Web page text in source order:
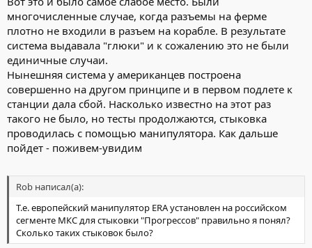
многочисленные случае, когда разъемы на ферме
плотно не входили в разъем на корабле. В результате
система выдавала "глюки" и к сожалению это не были
единичные случаи.
Нынешняя система у американцев построена
совершенно на другом принципе и в первом подлете к
станции дала сбой. Насколько известно на этот раз
такого не было, но тесты продолжаются, стыковка
проводилась с помощью манипулятора. Как дальше
пойдет - поживем-увидим
Rob написал(а):
Т.е. европейский манипулятор ERA установлен на российском
сегменте МКС для стыковки "Прогрессов" правильно я понял?
Сколько таких стыковок было?